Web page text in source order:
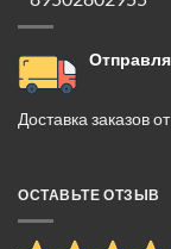
Доставка заказов
ОСТАВЬТЕ ОТЗЫВ